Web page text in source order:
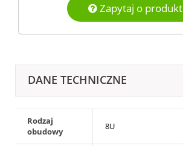
Zapytaj o produkt
DANE TECHNICZNE
Rodzaj
obudowy
8U